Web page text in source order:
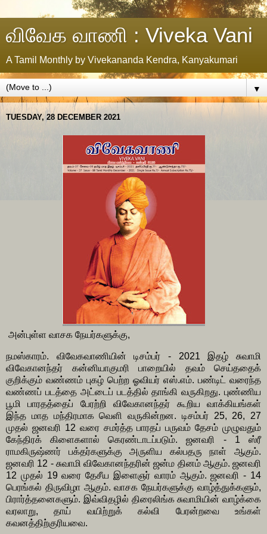
விவேக வாணி : Viveka Vani
A Tamil Monthly by Vivekananda Kendra, Kanyakumari
▼
TUESDAY, 28 DECEMBER 2021
அன்புள்ள வாசக நேயர்களுக்கு,
நமஸ்காரம். விவேகவாணியின் டிசம்பர் - 2021 இதழ் சுவாமி
விவேகானந்தர் கன்னியாகுமரி பாறையில் தவம் செய்ததைக்
குறிக்கும் வண்ணம் புகழ் பெற்ற ஓவியர் எஸ்.எம். பண்டிட் வரைந்த
வண்ணப் படத்தை அட்டைப் படத்தில் தாங்கி வருகிறது. புண்ணிய
பூமி பாரதத்தைப் பேரற்றி விவேகானந்தர் கூறிய வாக்கியங்கள்
இந்த மாத மந்திரமாக வெளி வருகின்றன. டிசம்பர் 25, 26, 27
முதல் ஜனவரி 12 வரை சமர்த்த பாரதப் பருவம் தேசம் முழுவதும்
கேந்திரக் கிளைகளால் கெரண்டாடப்படும். ஜனவரி - 1 ஸ்ரீ
ராமகிருஷ்ணர் பக்தர்களுக்கு அருளிய கல்பதரு நாள் ஆகும்.
ஜனவரி 12 - சுவாமி விவேகானந்தரின் ஜன்ம தினம் ஆகும். ஜனவரி
12 முதல் 19 வரை தேசீய இளைஞர் வாரம் ஆகும். ஜனவரி - 14
பெரங்கல் திருவிழா ஆகும். வாசக நேயர்களுக்கு வாழ்த்துக்களும்,
பிரார்த்தனைகளும். இவ்விதழில் திரைலிங்க சுவாமியின் வாழ்க்கை
வரலாறு, தாய் வயிற்றுக் கல்வி பேரன்றவை உங்கள்
கவனத்திற்குரியவை.